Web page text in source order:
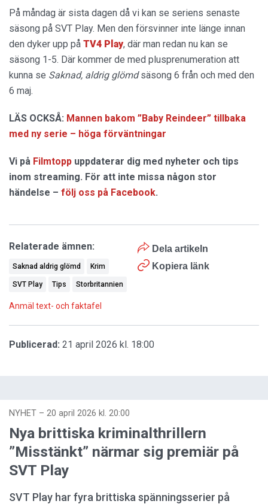
På måndag är sista dagen då vi kan se seriens senaste
säsong på SVT Play. Men den försvinner inte länge innan
den dyker upp på TV4 Play, där man redan nu kan se
säsong 1-5. Där kommer de med plusprenumeration att
kunna se Saknad, aldrig glömdsäsong 6 från och med den
6 maj.
LÄS OCKSÅ: Mannen bakom ”Baby Reindeer” tillbaka
med ny serie – höga förväntningar
Vi på Filmtopp uppdaterar dig med nyheter och tips
inom streaming. För att inte missa någon stor
händelse – följ oss på Facebook.
Dela artikeln
Kopiera länk
Relaterade ämnen:
Saknad aldrig glömd Krim
SVT Play Tips Storbritannien
Anmäl text- och faktafel
Publicerad: 21 april 2026 kl. 18:00
NYHET – 20 april 2026 kl. 20:00
Nya brittiska kriminalthrillern
”Misstänkt” närmar sig premiär på
SVT Play
SVT Play har fyra brittiska spänningsserier på